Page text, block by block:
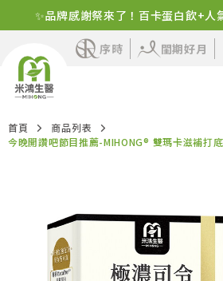
✨品牌感謝祭來了！百卡蛋白飲+人
新客首購！明星商品+1
序時 閨期好月
首頁
商品列表
今晚開讚吧節目推薦-MIHONG® 雙瑪卡滋補打